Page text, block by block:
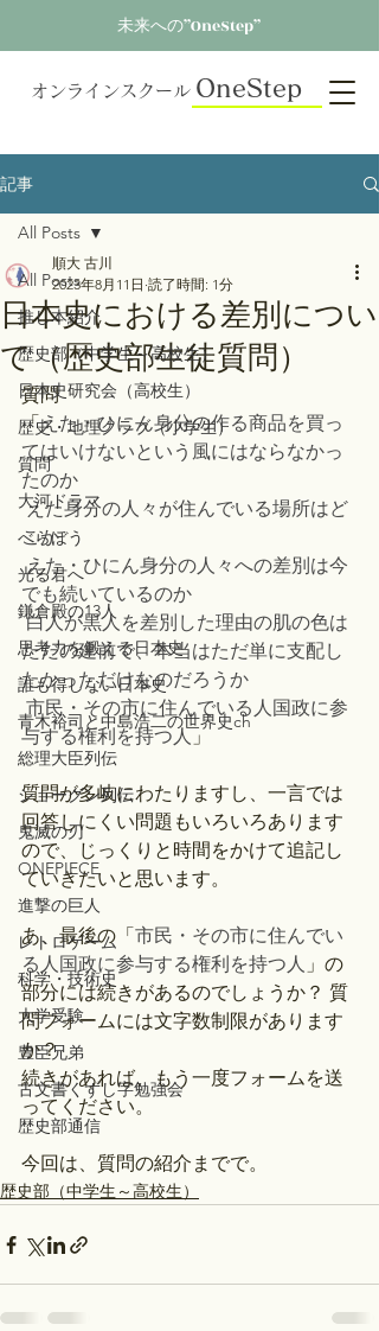
未来への”OneStep”
オンラインスクール OneStep
記事
All Posts
推し本紹介
歴史部（中学生～高校生）
日本史研究会（高校生）
歴史・地理クラブ（小学生）
質問
大河ドラマ
べらぼう
光る君へ
鎌倉殿の13人
思考力を鍛える日本史
誰も得しない日本史
青木裕司と中島浩二の世界史ch
総理大臣列伝
ショーグン列伝
鬼滅の刃
ONEPIECE
進撃の巨人
レトロゲーム
科学・技術史
大学受験
豊臣兄弟
古文書くずし字勉強会
歴史部通信
All Posts
日本史における差別につい
て（歴史部生徒質問）
順大 古川
2023年8月11日 読了時間: 1分
質問
「えた・ひにん身分の作る商品を買っ
てはいけないという風にはならなかっ
たのか
えた身分の人々が住んでいる場所はど
こか
えた・ひにん身分の人々への差別は今
でも続いているのか
白人が黒人を差別した理由の肌の色は
ただの建前で、本当はただ単に支配し
たかっただけなのだろうか
市民・その市に住んでいる人国政に参
与する権利を持つ人」
質問が多岐にわたりますし、一言では
回答しにくい問題もいろいろあります
ので、じっくりと時間をかけて追記し
ていきたいと思います。
あ、最後の「市民・その市に住んでい
る人国政に参与する権利を持つ人 」の
部分には続きがあるのでしょうか？ 質
問フォームには文字数制限があります
か？
続きがあれば、もう一度フォームを送
ってください。
今回は、質問の紹介までで。
歴史部（中学生～高校生）